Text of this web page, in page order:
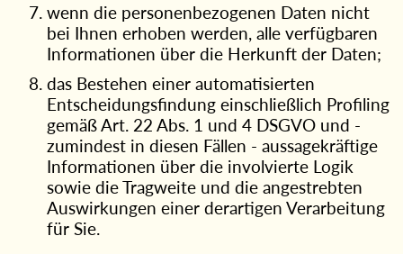
wenn die personenbezogenen Daten nicht
bei Ihnen erhoben werden, alle verfügbaren
Informationen über die Herkunft der Daten;
das Bestehen einer automatisierten
Entscheidungsfindung einschließlich Profiling
gemäß Art. 22 Abs. 1 und 4 DSGVO und -
zumindest in diesen Fällen - aussagekräftige
Informationen über die involvierte Logik
sowie die Tragweite und die angestrebten
Auswirkungen einer derartigen Verarbeitung
für Sie.